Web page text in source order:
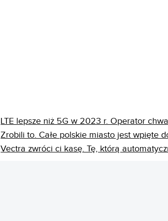
LTE lepsze niż 5G w 2023 r. Operator
Zrobili to. Całe polskie miasto jest wpięte
Vectra zwróci ci kasę. Tę, którą